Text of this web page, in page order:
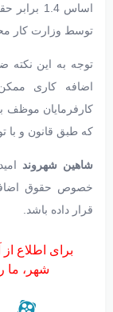
اساس 1.4
توسط وزارت کار
توجه به این
اضافه کاری
کارفرمایان موظف
که طبق قانون و با
شاهین شهروند
قرار داده باشد.
برای اطلاع
شهر، ما